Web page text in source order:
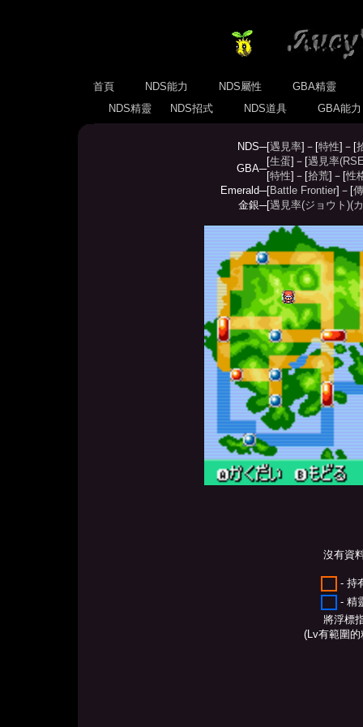
首頁 NDS能力 NDS屬性
GBA精靈
NDS精靈
NDS招式 NDS道具 GBA能
NDS─[遇見率]－[特性]－[
GBA─
[生蛋]－[遇見率
[特性]－[拾荒]－[性
Emerald─[Battle Frontier]－[
金銀─[遇見率(ジョウト)(
沒有資
- 持
- 精
將浮標
(Lv有範圍